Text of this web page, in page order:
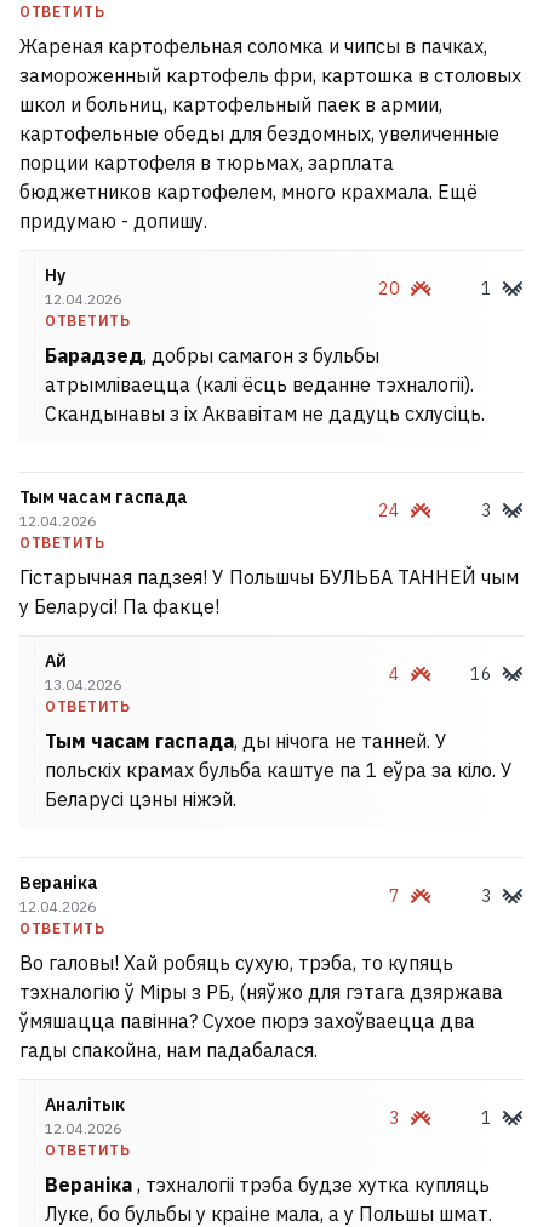
ОТВЕТИТЬ
Жареная картофельная соломка и чипсы в пачках,
замороженный картофель фри, картошка в столовых
школ и больниц, картофельный паек в армии,
картофельные обеды для бездомных, увеличенные
порции картофеля в тюрьмах, зарплата
бюджетников картофелем, много крахмала. Ещё
придумаю - допишу.
Ну
12.04.2026
ОТВЕТИТЬ
20 1
Барадзед, добры самагон з бульбы
атрымліваецца (калі ёсць веданне тэхналогіі).
Скандынавы з іх Аквавітам не дадуць схлусіць.
Тым часам гаспада
12.04.2026
ОТВЕТИТЬ
24 3
Гістарычная падзея! У Польшчы БУЛЬБА ТАННЕЙ чым
у Беларусі! Па факце!
Ай
13.04.2026
ОТВЕТИТЬ
4 16
Тым часам гаспада, ды нічога не танней. У
польскіх крамах бульба каштуе па 1 еўра за кіло. У
Беларусі цэны ніжэй.
Вераніка
12.04.2026
ОТВЕТИТЬ
7 3
Во галовы! Хай робяць сухую, трэба, то купяць
тэхналогію ў Міры з РБ, (няўжо для гэтага дзяржава
ўмяшацца павінна? Сухое пюрэ захоўваецца два
гады спакойна, нам падабалася.
Аналітык
12.04.2026
ОТВЕТИТЬ
3 1
Вераніка , тэхналогіі трэба будзе хутка купляць
Луке, бо бульбы у краіне мала, а у Польшы шмат.